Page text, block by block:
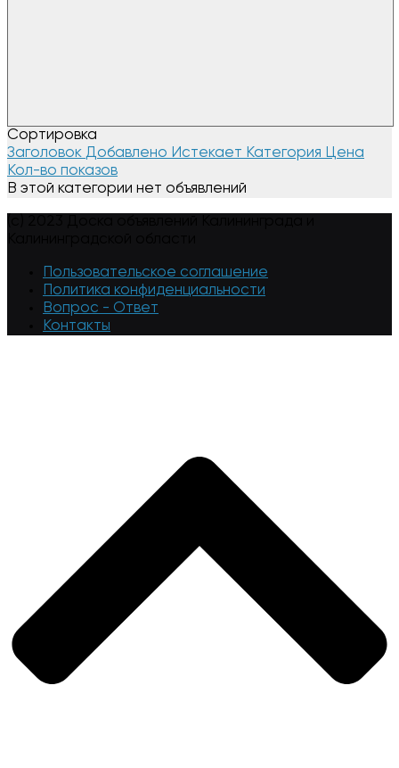
Сортировка
Заголовок Добавлено Истекает Категория Цена
Кол-во показов
В этой категории нет объявлений
Пользовательское соглашение
Политика конфиденциальности
Вопрос - Ответ
Контакты